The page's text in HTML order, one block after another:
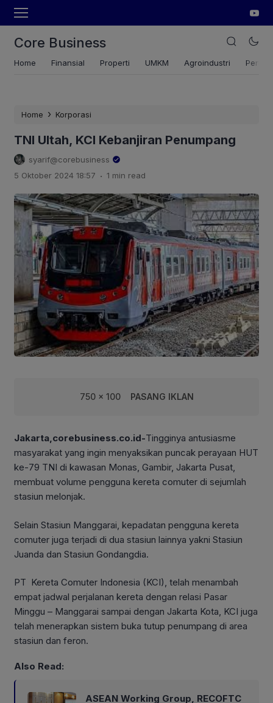
Core Business
Home Finansial Properti UMKM Agroindustri
Home › Korporasi
TNI Ultah, KCI Kebanjiran Penumpang
syarif@corebusiness
5 Oktober 2024 18:57 . 1 min read
750 x 100 PASANG IKLAN
Jakarta,corebusiness.co.id-Tingginya antusiasme
masyarakat yang ingin menyaksikan puncak perayaan HUT
ke-79 TNI di kawasan Monas, Gambir, Jakarta Pusat,
membuat volume pengguna kereta comuter di sejumlah
stasiun melonjak.
Selain Stasiun Manggarai, kepadatan pengguna kereta
comuter juga terjadi di dua stasiun lainnya yakni Stasiun
Juanda dan Stasiun Gondangdia.
PT Kereta Comuter Indonesia (KCI), telah menambah
empat jadwal perjalanan kereta dengan relasi Pasar
Minggu – Manggarai sampai dengan Jakarta Kota, KCI juga
telah menerapkan sistem buka tutup penumpang di area
stasiun dan feron.
Also Read:
ASEAN Working Group, RECOFTC